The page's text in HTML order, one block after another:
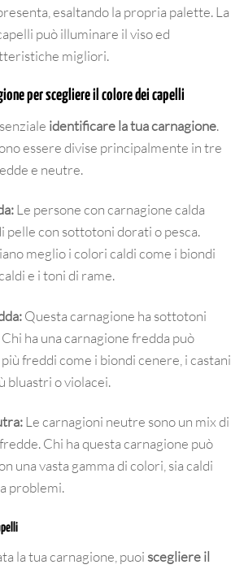
esaltando la propria palette. La
può illuminare il viso ed
migliori.
per scegliere il colore dei capelli
identificare la tua carnagione.
essere divise principalmente in tre
e neutre.
Le persone con carnagione calda
pelle con sottotoni dorati o pesca.
meglio i colori caldi come i biondi
e i toni di rame.
Questa carnagione ha sottotoni
Chi ha una carnagione fredda può
freddi come i biondi cenere, i castani
bluastri o violacei.
Le carnagioni neutre sono un mix di
Chi ha questa carnagione può
una vasta gamma di colori, sia caldi
problemi.
la tua carnagione, puoi scegliere il